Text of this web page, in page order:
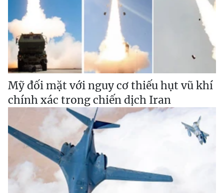
Mỹ đối mặt với nguy cơ thiếu hụt vũ khí
chính xác trong chiến dịch Iran